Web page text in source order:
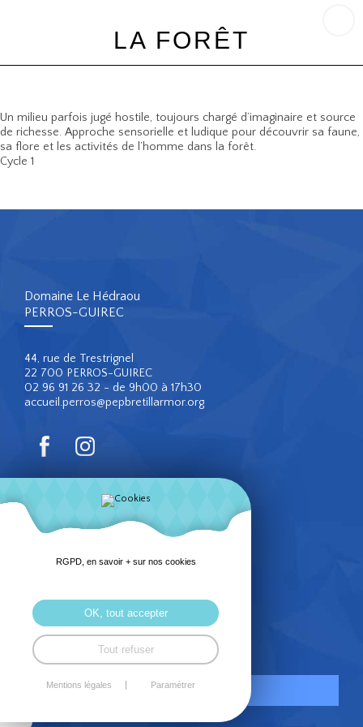
LA FORÊT
Un milieu parfois jugé hostile, toujours chargé d’imaginaire et source
de richesse. Approche sensorielle et ludique pour découvrir sa faune,
sa flore et les activités de l’homme dans la forêt.
Cycle 1
Domaine Le Hédraou
PERROS-GUIREC
44, rue de Trestrignel
22 700 PERROS-GUIREC
02 96 91 26 32 - de 9h00 à 17h30
accueil.perros@pepbretillarmor.org
PLEVENON
22 240 PLEVENON
Mentions légales
RGPD, en savoir + sur nos cookies
OK, tout accepter
Tout refuser
Mentions légales Paramétrer